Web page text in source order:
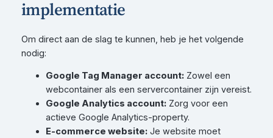
implementatie
Om direct aan de slag te kunnen, heb je het volgende
nodig:
Google Tag Manager account:Zowel een
webcontainer als een servercontainer zijn vereist.
Google Analytics account:Zorg voor een
actieve Google Analytics-property.
E-commerce website:Je website moet